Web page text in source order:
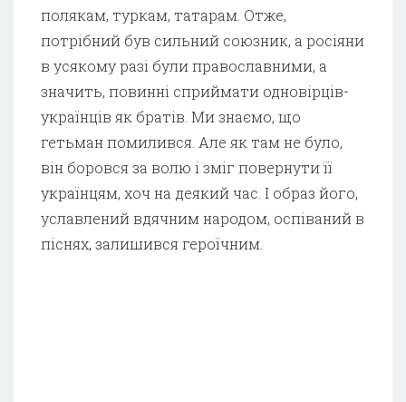
полякам, туркам, татарам. Отже,
потрібний був сильний союзник, а росіяни
в усякому разі були православними, а
значить, повинні сприймати одновірців-
українців як братів. Ми знаємо, що
гетьман помилився. Але як там не було,
він боровся за волю і зміг повернути її
українцям, хоч на деякий час. І образ його,
уславлений вдячним народом, оспіваний в
піснях, залишився героїчним.